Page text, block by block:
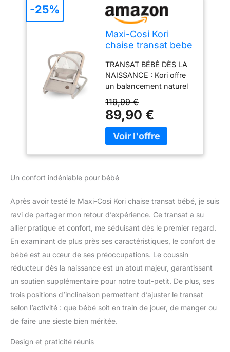
Maxi-Cosi Kori
chaise transat bebe
avec arche à jouets,
0-2 ans, jusqu'à 15
kg, baby bouncer,
transat nouveau-
né, 3 positions
d'inclinaison,
harnais facile à
installer, Classic
Beige
TRANSAT BÉBÉ DÈS LA
NAISSANCE : Kori offre
un balancement naturel
idéal pour se détendre
ou jouer les mains libres.
De la naissance à 2 ans.
Ne convient pas pour
balancelle pour les
mode fixe quand bébé
doit digérer ou se
détendre - un transat
pour se reposer, jouer ou
POSITIONS
D’INCLINAISON : Trois
réglages pour que bébé
se détende ou soit bien
assis. Transpoilette
compacte, réglable d’une
main, avec verrouillage
119,99 €
89,90 €
-25%
Un confort indéniable pour bébé
Après avoir testé le Maxi-Cosi Kori chaise transat bébé, je suis
ravi de partager mon retour d’expérience. Ce transat a su
allier pratique et confort, me séduisant dès le premier regard.
En examinant de plus près ses caractéristiques, le confort de
bébé est au cœur de ses préoccupations. Le coussin
réducteur dès la naissance est un atout majeur, garantissant
un soutien supplémentaire pour notre tout-petit. De plus, ses
trois positions d’inclinaison permettent d’ajuster le transat
selon l’activité : que bébé soit en train de jouer, de manger ou
de faire une sieste bien méritée.
Design et praticité réunis